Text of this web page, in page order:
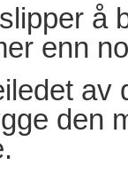
å
enn
den